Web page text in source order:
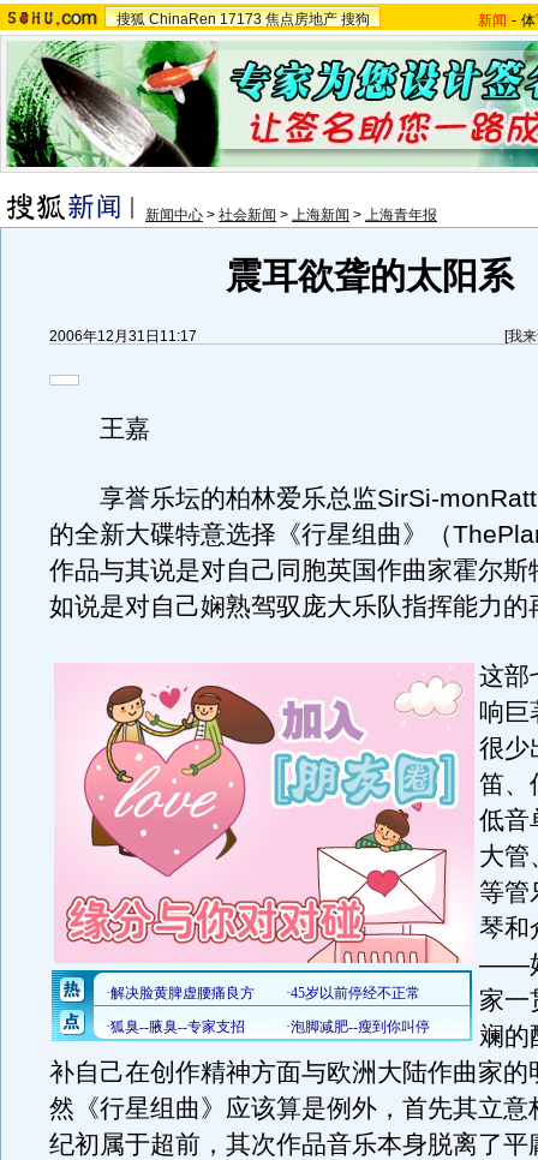
搜狐 ChinaRen 17173 焦点房地产 搜狗 新闻 -
新闻中心 > 社会新闻 > 上海新闻 > 上海青年报
震耳欲聋的太阳系
2006年12月31日11:17 [我
王嘉
享誉乐坛的柏林爱乐总监SirSi-
的全新大碟特意选择《行星组曲》（
作品与其说是对自己同胞英国作曲家霍尔斯
如说是对自己娴熟驾驭庞大乐队指挥能力的
这部
响巨
很少
笛、
低音
大管
等管
琴和
——
家一
斓的
补自己在创作精神方面与欧洲大陆作曲家的
然《行星组曲》应该算是例外，首先其立意
纪初属于超前，其次作品音乐本身脱离了平